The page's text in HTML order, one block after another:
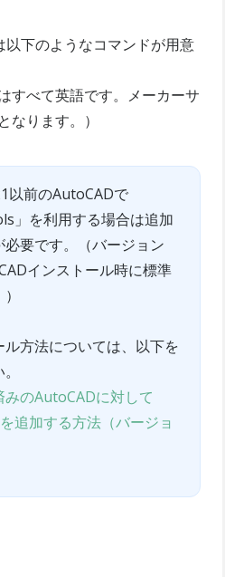
以下のようなコマンドが用意
すべて英語です。メーカーサ
なります。）
以前のAutoCADで
」を利用する場合は追加
必要です。（バージョン
インストール時に標準
方法については、以下を
みのAutoCADに対して
追加する方法（バージョ